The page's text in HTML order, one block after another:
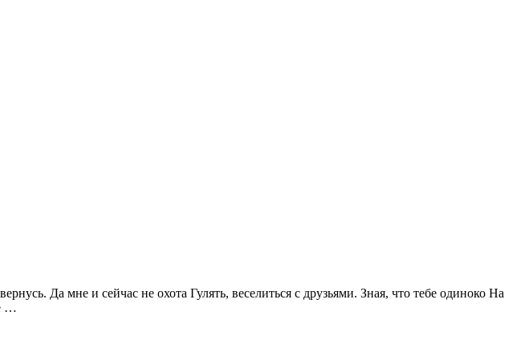
Да мне и сейчас не охота Гулять, веселиться с друзьями. Зная, что тебе одиноко На
…